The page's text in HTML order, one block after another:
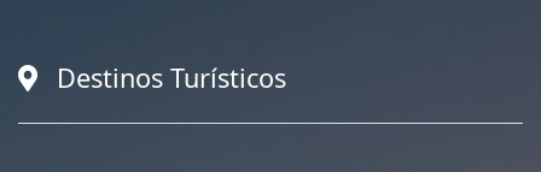
Destinos Turísticos